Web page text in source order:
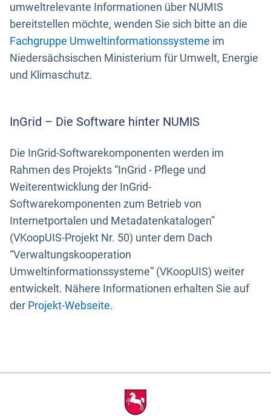
umweltrelevante Informationen über NUMIS
bereitstellen möchte, wenden Sie sich bitte an die
Fachgruppe Umweltinformationssysteme im
Niedersächsischen Ministerium für Umwelt, Energie
und Klimaschutz.
InGrid – Die Software hinter NUMIS
Die InGrid-Softwarekomponenten werden im
Rahmen des Projekts “InGrid - Pflege und
Weiterentwicklung der InGrid-
Softwarekomponenten zum Betrieb von
Internetportalen und Metadatenkatalogen”
(VKoopUIS-Projekt Nr. 50) unter dem Dach
“Verwaltungskooperation
Umweltinformationssysteme” (VKoopUIS) weiter
entwickelt. Nähere Informationen erhalten Sie auf
der Projekt-Webseite.